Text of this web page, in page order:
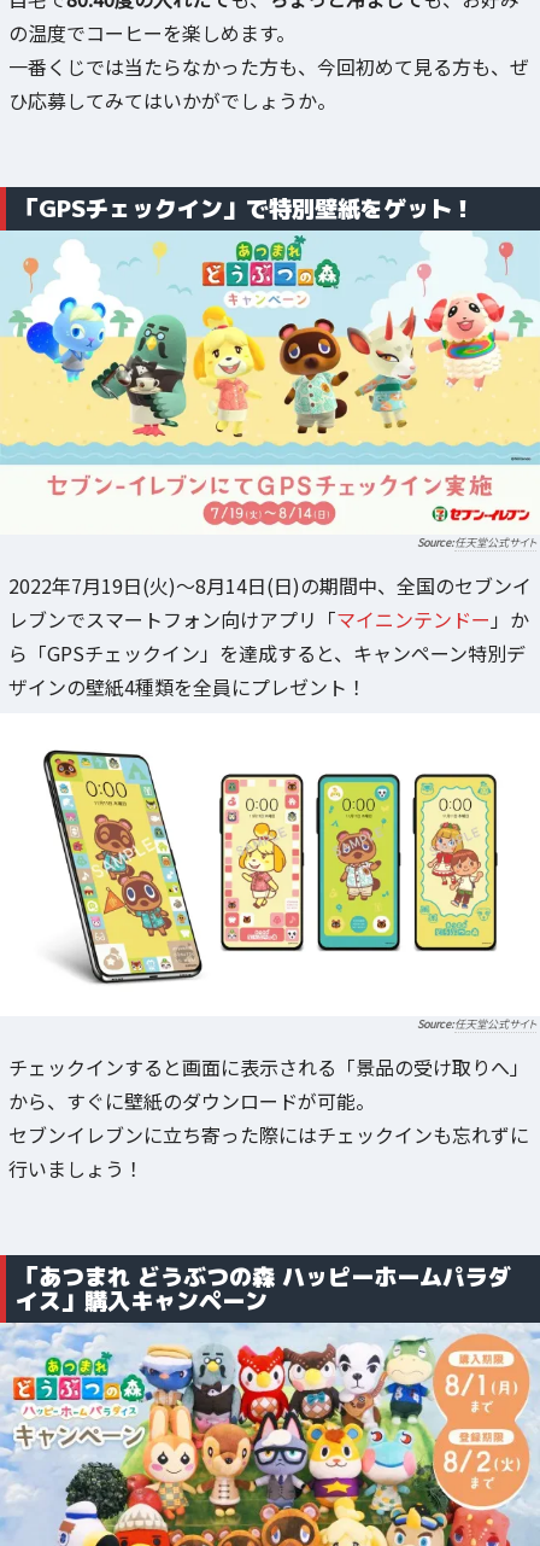
の温度でコーヒーを楽しめます。
一番くじでは当たらなかった方も、今回初めて見る方も、ぜ
ひ応募してみてはいかがでしょうか。
「GPSチェックイン」で特別壁紙をゲット！
任天堂公式サイト
2022年7月19日(火)～8月14日(日)の期間中、全国のセブンイ
レブンでスマートフォン向けアプリ「マイニンテンドー 」か
ら「GPSチェックイン」を達成すると、キャンペーン特別デ
ザインの壁紙4種類を全員にプレゼント！
任天堂公式サイト
チェックインすると画面に表示される「景品の受け取りへ」
から、すぐに壁紙のダウンロードが可能。
セブンイレブンに立ち寄った際にはチェックインも忘れずに
行いましょう！
「あつまれ どうぶつの森 ハッピーホームパラダ
イス」購入キャンペーン